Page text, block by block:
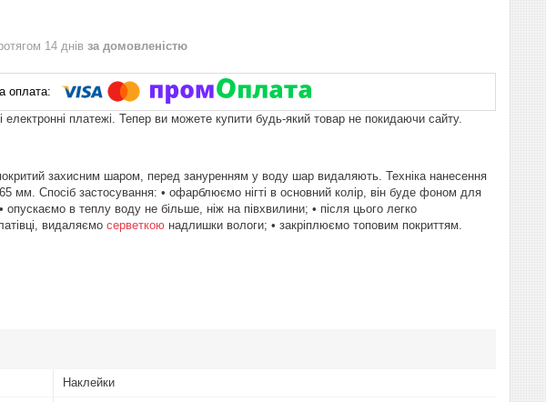
14 днів за домовленістю
електронні платежі. Тепер ви можете купити будь-який товар не покидаючи сайту.
захисним шаром, перед зануренням у воду шар видаляють. Техніка нанесення
мм. Спосіб застосування: • офарблюємо нігті в основний колір, він буде фоном для
в теплу воду не більше, ніж на півхвилини; • після цього легко
видаляємо серветкою надлишки вологи; • закріплюємо топовим покриттям.
Наклейки